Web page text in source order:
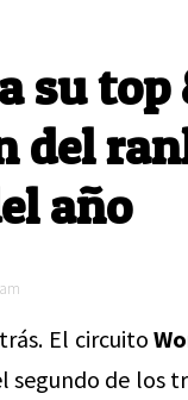
su top
del
año
El circuito
segundo de los